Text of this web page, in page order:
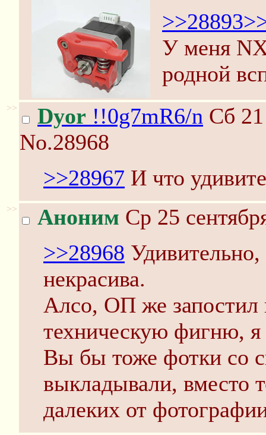
>>28893
У меня
родной
>> Dyor !!0g7mR6/n Сб
No.28968
>>28967 И что
>> Аноним Ср 25
>>28968
некрасива.
Алсо, ОП же
техническую фигню, я
Вы бы тоже фотки со
выкладывали, вместо
далеких от